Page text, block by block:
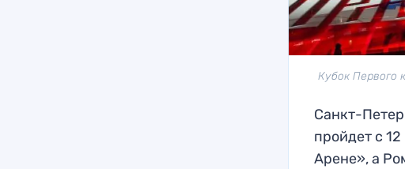
Кубок Первого
Санкт-
пройдет с
Арене», а